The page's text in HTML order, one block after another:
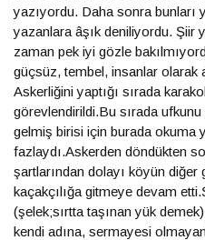
yazıyordu. Daha sonra bunları
yazanlara âşık deniliyordu. Şiir
zaman pek iyi gözle
güçsüz, tembel, insanlar olarak
Askerliğini yaptığı sırada
görevlendirildi.Bu sırada
gelmiş birisi için burada okuma
fazlaydı.Askerden döndükten
şartlarından dolayı köyün
kaçakçılığa gitmeye devam
(şelek;sırtta taşınan yük
kendi adına, sermayesi